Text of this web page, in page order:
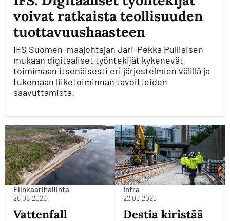
voivat ratkaista teollisuuden
tuottavuushaasteen
IFS Suomen-maajohtajan Jari-Pekka Pulliaisen
mukaan digitaaliset työntekijät kykenevät
toimimaan itsenäisesti eri järjestelmien välillä ja
tukemaan liiketoiminnan tavoitteiden
saavuttamista.
Elinkaarihallinta
25.06.2026
Vattenfall
Infra
22.06.2026
Destia kiristää